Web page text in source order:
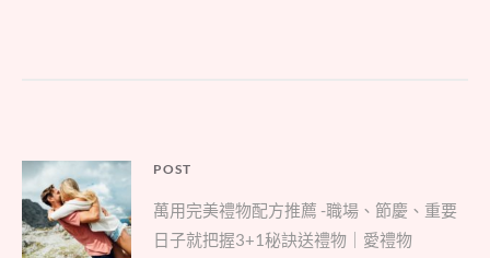
文
章
導
POST
Parent
post:
萬用完美禮物配方推薦 -職場、節慶、重要
日子就把握3+1秘訣送禮物｜愛禮物